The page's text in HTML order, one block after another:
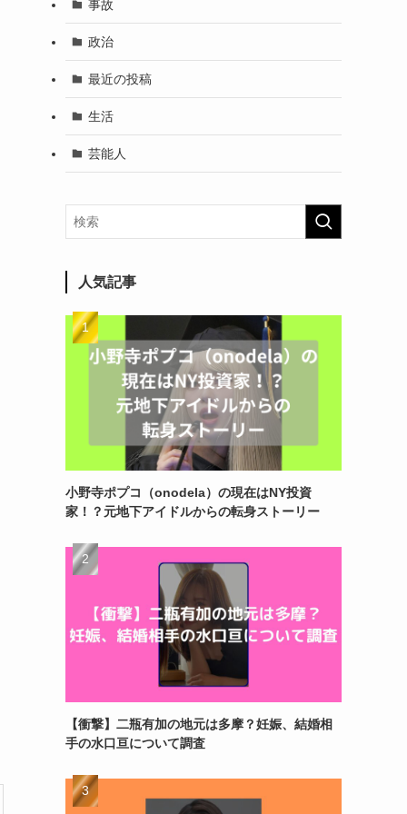
事故
政治
最近の投稿
生活
芸能人
人気記事
小野寺ポプコ（onodela）の現在はNY投資
家！？元地下アイドルからの転身ストーリー
【衝撃】二瓶有加の地元は多摩？妊娠、結婚相
手の水口亘について調査